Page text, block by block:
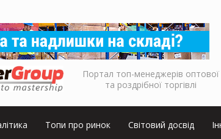
Портал топ-менеджерів оптової
та роздрібної торгівлі
Топи про ринок Світовий досвід